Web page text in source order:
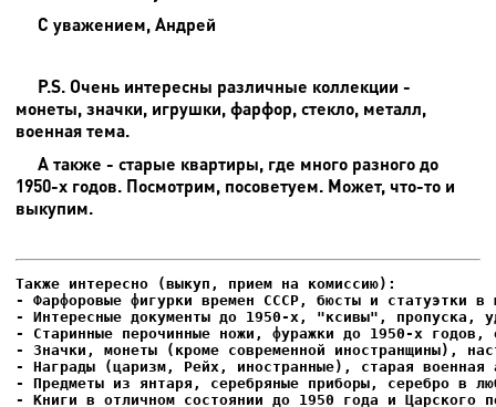
С уважением, Андрей
P.S. Очень интересны различные коллекции -
монеты, значки, игрушки, фарфор, стекло, металл,
военная тема.
А также - старые квартиры, где много разного до
1950-х годов. Посмотрим, посоветуем. Может, что-то и
выкупим.
- Фарфоровые фигурки времен СССР, бюсты и статуэтки в
- Интересные документы до 1950-х, "ксивы", пропуска,